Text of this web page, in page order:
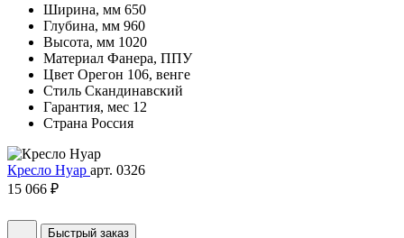
Ширина, мм 650
Глубина, мм 960
Высота, мм 1020
Материал Фанера, ППУ
Цвет Орегон 106, венге
Стиль Скандинавский
Гарантия, мес 12
Страна Россия
Кресло Нуар арт. 0326
15 066 ₽
Быстрый заказ